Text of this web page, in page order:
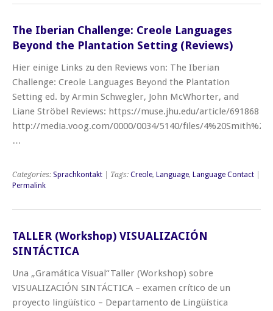
The Iberian Challenge: Creole Languages
Beyond the Plantation Setting (Reviews)
Hier einige Links zu den Reviews von: The Iberian
Challenge: Creole Languages Beyond the Plantation
Setting ed. by Armin Schwegler, John McWhorter, and
Liane Ströbel Reviews: https://muse.jhu.edu/article/691868
http://media.voog.com/0000/0034/5140/files/
…
Categories: Sprachkontakt | Tags: Creole, Language, Language Contact
Permalink
TALLER (Workshop) VISUALIZACIÓN
SINTÁCTICA
Una „Gramática Visual“Taller (Workshop) sobre
VISUALIZACIÓN SINTÁCTICA – examen crítico de un
proyecto lingüístico – Departamento de Lingüística